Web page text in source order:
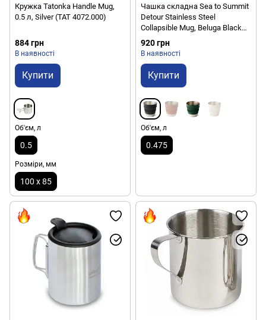
Кружка Tatonka Handle Mug,
0.5 л, Silver (TAT 4072.000)
884 грн
В наявності
Купити
Об'єм, л
0.5
Розміри, мм
100 х 85
Чашка складна Sea to Summit
Detour Stainless Steel
Collapsible Mug, Beluga Black
(STS ACK039031-050101)
920 грн
В наявності
Купити
Об'єм, л
0.475